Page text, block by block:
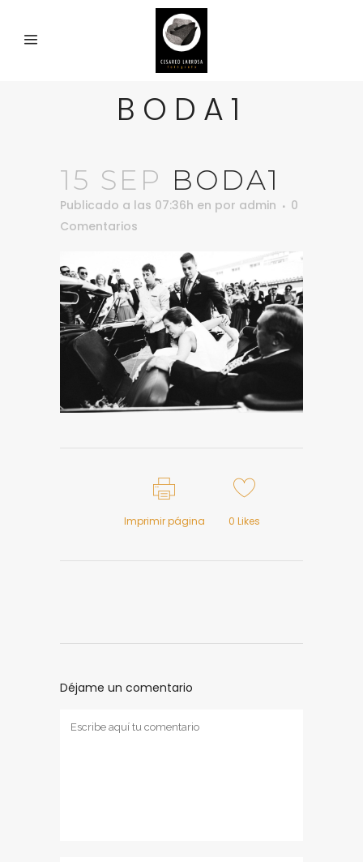
BODA1
15 SEP BODA1
Publicado a las 07:36h en por admin
0
Comentarios
Imprimir página 0 Likes
Déjame un comentario